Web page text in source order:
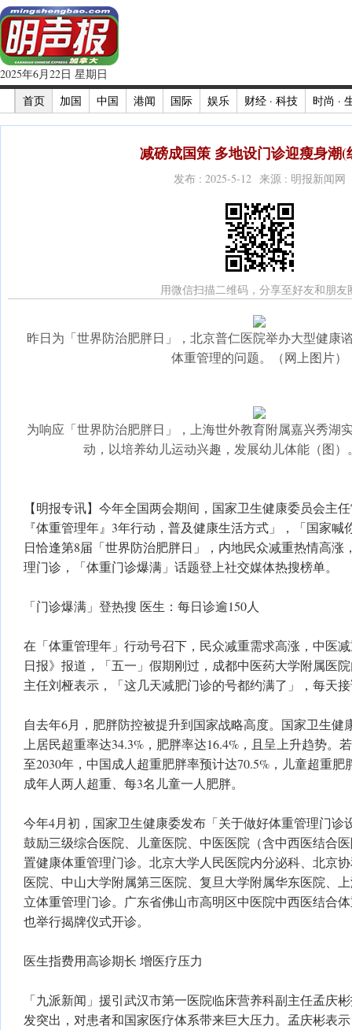
2025年6月22日 星期日
首页
加国 中国 港闻 国际 娱乐 财经 · 科技 时尚 ·
减磅成国策 多地设门诊迎瘦身潮(
发布 : 2025-5-12 来源 : 明报新闻网
用微信扫描二维码，分享至好友和朋友
昨日为「世界防治肥胖日」，北京普仁医院举办大型健康
体重管理的问题。（网上图片）
为响应「世界防治肥胖日」，上海世外教育附属嘉兴秀湖
动，以培养幼儿运动兴趣，发展幼儿体能（图）
【明报专讯】今年全国两会期间，国家卫生健康委员会主
『体重管理年』3年行动，普及健康生活方式」，「国家
日恰逢第8届「世界防治肥胖日」，内地民众减重热情高涨
理门诊，「体重门诊爆满」话题登上社交媒体热搜榜单。
「门诊爆满」登热搜 医生：每日诊逾150人
在「体重管理年」行动号召下，民众减重需求高涨，中医
日报》报道，「五一」假期刚过，成都中医药大学附属医
主任刘桠表示，「这几天减肥门诊的号都约满了」，每天
自去年6月，肥胖防控被提升到国家战略高度。国家卫生健
上居民超重率达34.3%，肥胖率达16.4%，且呈上升趋势。
至2030年，中国成人超重肥胖率预计达70.5%，儿童超重肥
成年人两人超重、每3名儿童一人肥胖。
今年4月初，国家卫生健康委发布「关于做好体重管理门诊
鼓励三级综合医院、儿童医院、中医医院（含中西医结合
置健康体重管理门诊。北京大学人民医院内分泌科、北京
医院、中山大学附属第三医院、复旦大学附属华东医院、
立体重管理门诊。广东省佛山市高明区中医院中西医结合
也举行揭牌仪式开诊。
医生指费用高诊期长 增医疗压力
「九派新闻」援引武汉市第一医院临床营养科副主任孟庆
发突出，对患者和国家医疗体系带来巨大压力。孟庆彬表